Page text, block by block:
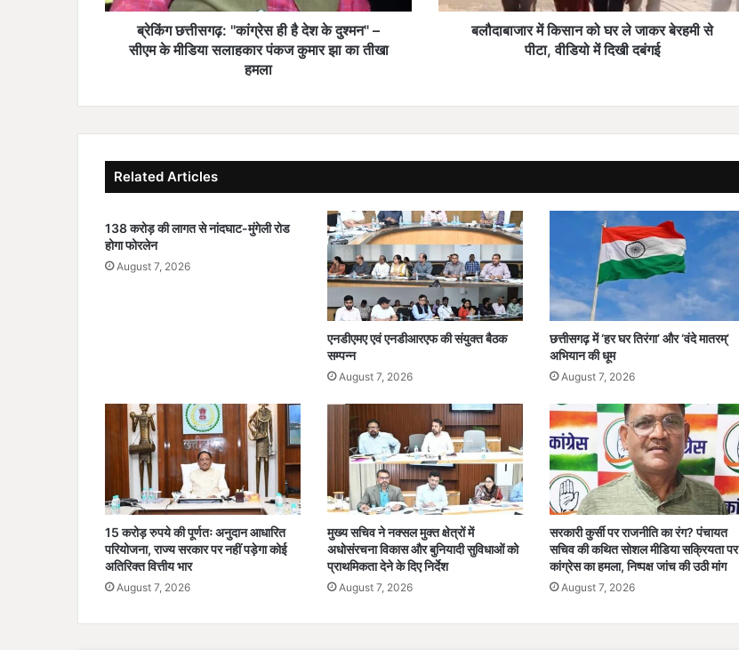
:
ही
श
दु
न
"
–
या
पं
क
ज
कु
मा
झा
ब्रेकिंग छत्तीसगढ़: "कांग्रेस ही है देश के दुश्मन" –
सीएम के मीडिया सलाहकार पंकज कुमार झा का तीखा
हमला
सा
ले
र
र
ह
मी
पी
टा
,
डि
दि
खी
द
बं
ग
ई
बलौदाबाजार में किसान को घर ले जाकर बेरहमी से
पीटा, वीडियो में दिखी दबंगई
Related Articles
138 करोड़ की लागत से नांदघाट-मुंगेली रोड
होगा फोरलेन
August 7, 2026
एनडीएमए एवं एनडीआरएफ की संयुक्त बैठक
सम्पन्न
August 7, 2026
छत्तीसगढ़ में ‘हर घर तिरंगा’ और ‘वंदे मातरम्’
अभियान की धूम
August 7, 2026
15 करोड़ रुपये की पूर्णतः अनुदान आधारित
परियोजना, राज्य सरकार पर नहीं पड़ेगा कोई
अतिरिक्त वित्तीय भार
August 7, 2026
मुख्य सचिव ने नक्सल मुक्त क्षेत्रों में
अधोसंरचना विकास और बुनियादी सुविधाओं को
प्राथमिकता देने के दिए निर्देश
August 7, 2026
सरकारी कुर्सी पर राजनीति का रंग? पंचायत
सचिव की कथित सोशल मीडिया सक्रियता पर
कांग्रेस का हमला, निष्पक्ष जांच की उठी मांग
August 7, 2026